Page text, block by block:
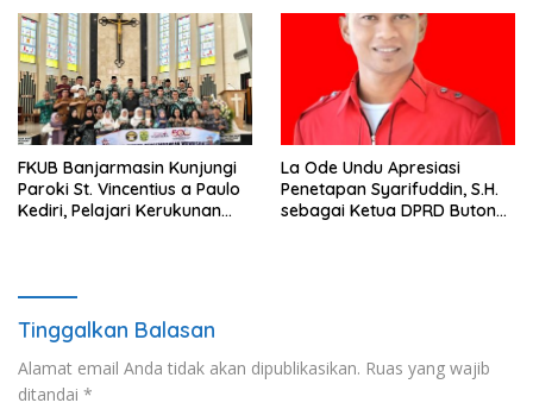
FKUB Banjarmasin Kunjungi
Paroki St. Vincentius a Paulo
Kediri, Pelajari Kerukunan
La Ode Undu Apresiasi
Penetapan Syarifuddin, S.H.
sebagai Ketua DPRD Buton
Tinggalkan Balasan
Alamat email Anda tidak akan dipublikasikan. Ruas yang wajib
ditandai *